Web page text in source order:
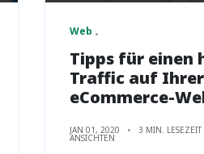
Web
Tipps für einen
Traffic auf Ihrer
eCommerce-
JAN 01, 2020 3 MIN. LESEZEIT
ANSICHTEN